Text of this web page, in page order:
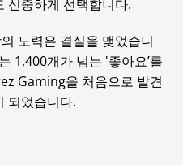
신중하게 선택합니다.
노력은 결실을 맺었습니
1,400개가 넘는 '좋아요’를
Gaming을 처음으로 발견
되었습니다.